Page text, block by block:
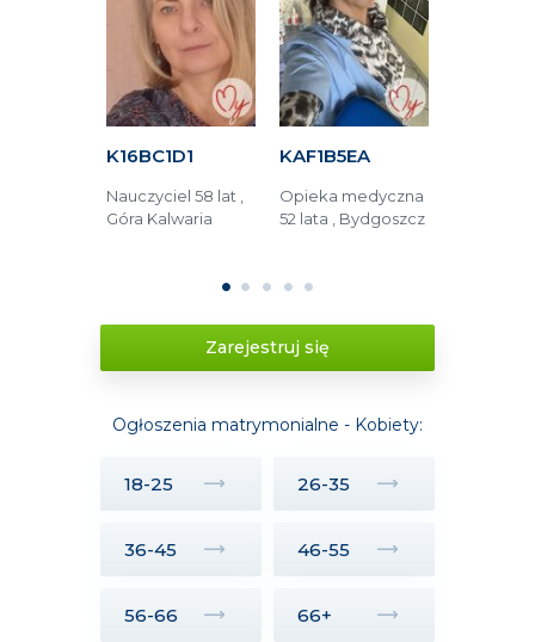
K16BC1D1
Nauczyciel 58 lat ,
Góra Kalwaria
KAF1B5EA
Opieka medyczna
52 lata , Bydgoszcz
1 2 3 4 5
Zarejestruj się
Ogłoszenia matrymonialne - Kobiety:
18-25 26-35
36-45 46-55
56-66 66+